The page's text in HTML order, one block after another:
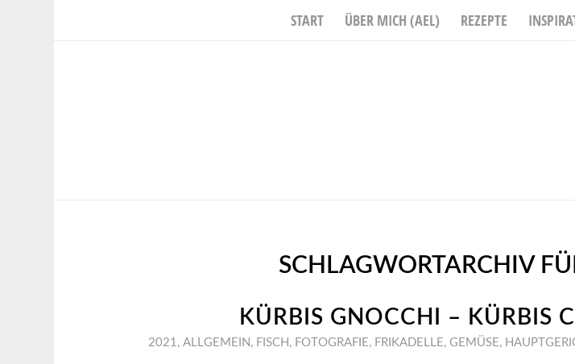
START ÜBER MICH (AEL) REZEPTE
SCHLAGWORTARCHIV
KÜRBIS GNOCCHI – KÜRBIS
2021, ALLGEMEIN , FISCH , FOTOGRAFIE, FRIKADELLE, GEMÜSE,